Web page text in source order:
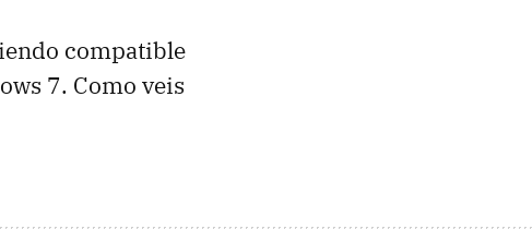
compatible
7. Como veis